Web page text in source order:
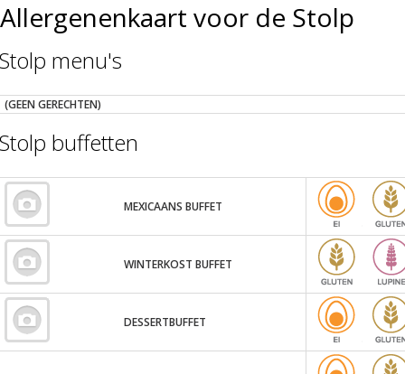
Allergenenkaart voor de Stolp
Stolp menu's
(GEEN GERECHTEN)
Stolp buffetten
MEXICAANS BUFFET
WINTERKOST BUFFET
DESSERTBUFFET